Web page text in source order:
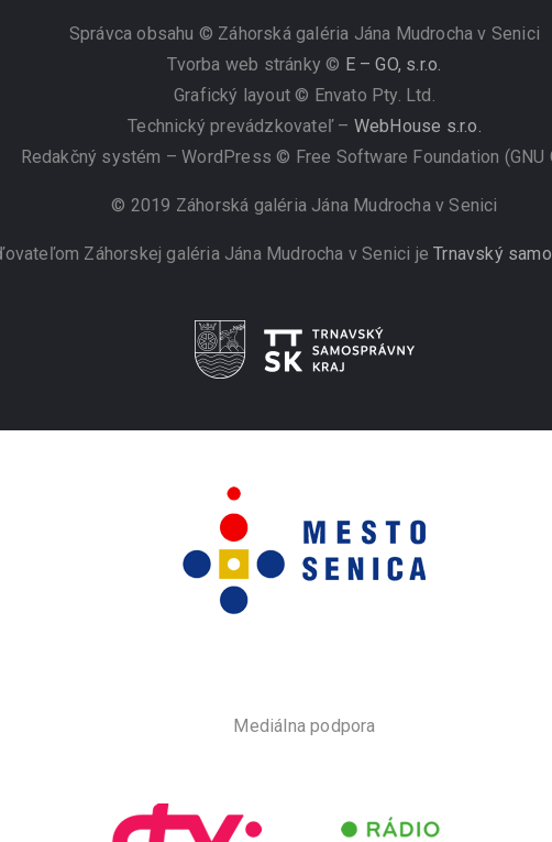
Správca obsahu © Záhorská galéria Jána Mudrocha v Senici
Tvorba web stránky © E – GO, s.r.o.
Grafický layout © Envato Pty. Ltd.
Technický prevádzkovateľ – WebHouse s.r.o.
Redakčný systém – WordPress © Free Software Foundation (GNU
© 2019 Záhorská galéria Jána Mudrocha v Senici
Záhorskej galéria Jána Mudrocha v Senici je Trnavský
Mediálna podpora